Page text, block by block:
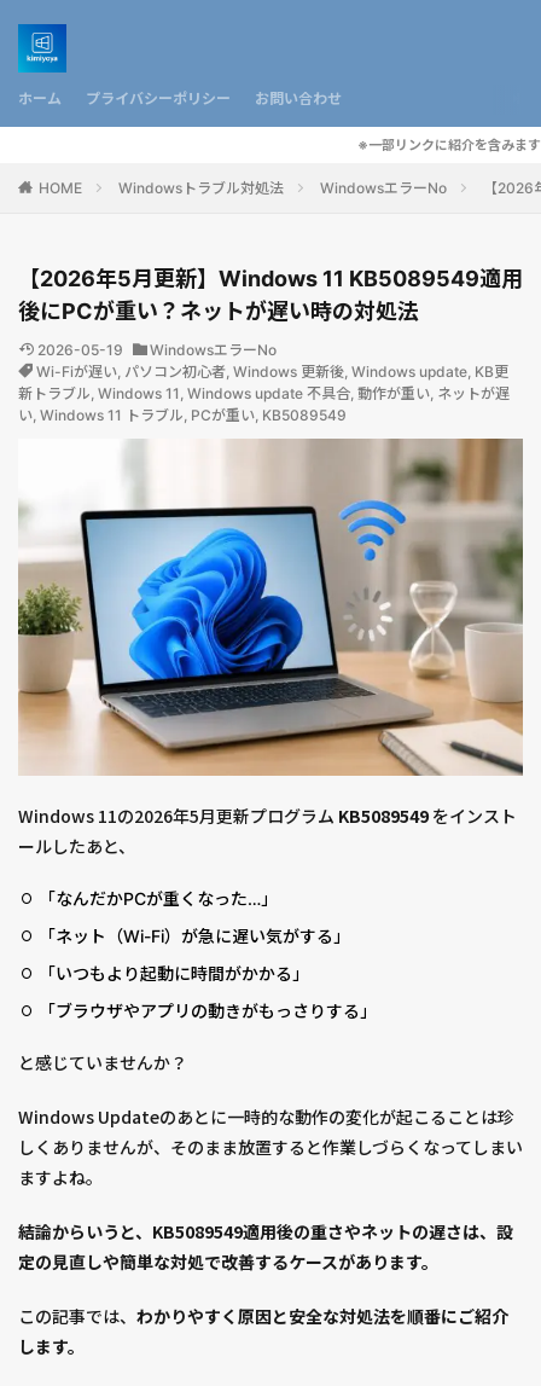
ホーム プライバシーポリシー お問い合わせ
※一部リンクに紹介を含みます
HOME Windowsトラブル対処法 WindowsエラーNo 【
【2026年5月更新】Windows 11 KB5089549適用
後にPCが重い？ネットが遅い時の対処法
2026-05-19
WindowsエラーNo
Wi-Fiが遅い, パソコン初心者, Windows 更新後, Windows update, KB更
新トラブル, Windows 11 , Windows update 不具合, 動作が重い, ネットが遅
い, Windows 11 トラブル, PCが重い, KB5089549
Windows 11の2026年5月更新プログラム KB5089549 をインスト
ールしたあと、
「なんだかPCが重くなった…」
「ネット（Wi-Fi）が急に遅い気がする」
「いつもより起動に時間がかかる」
「ブラウザやアプリの動きがもっさりする」
と感じていませんか？
Windows Updateのあとに一時的な動作の変化が起こることは珍
しくありませんが、そのまま放置すると作業しづらくなってしまい
ますよね。
結論からいうと、KB5089549適用後の重さやネットの遅さは、設
定の見直しや簡単な対処で改善するケースがあります。
この記事では、 わかりやすく原因と安全な対処法を順番にご紹介
します。